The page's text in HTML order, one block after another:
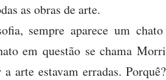
as obras de arte.
sempre aparece um
em questão se chama
arte estavam erradas.